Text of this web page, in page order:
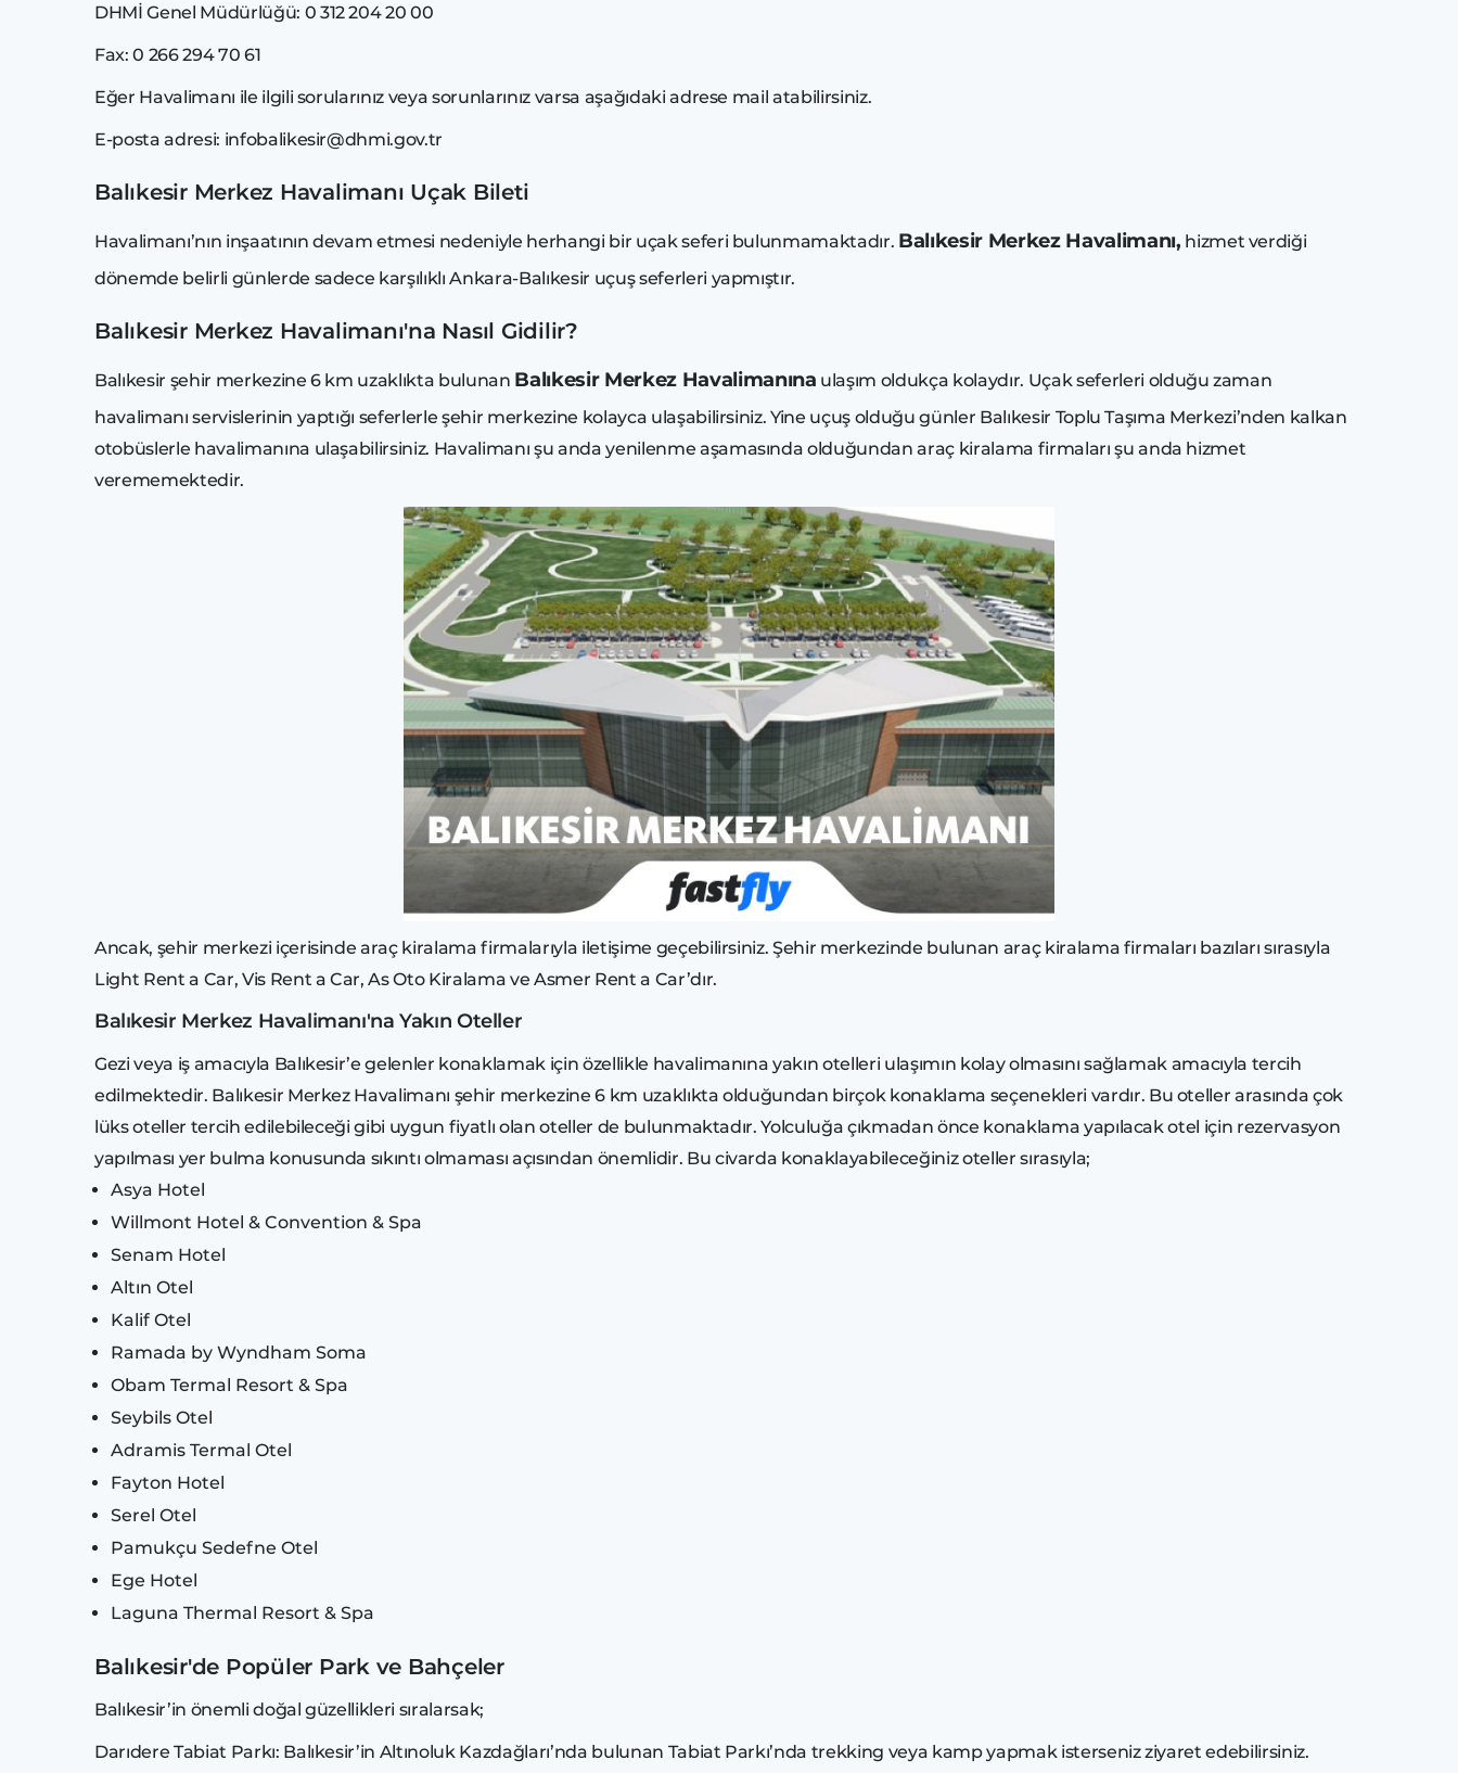
DHMİ Genel Müdürlüğü: 0 312 204 20 00
Fax: 0 266 294 70 61
Eğer Havalimanı ile ilgili sorularınız veya sorunlarınız varsa aşağıdaki adrese mail atabilirsiniz.
E-posta adresi: infobalikesir@dhmi.gov.tr
Balıkesir Merkez Havalimanı Uçak Bileti
Havalimanı’nın inşaatının devam etmesi nedeniyle herhangi bir uçak seferi bulunmamaktadır. Balıkesir Merkez Havalimanı, hizmet verdiği
dönemde belirli günlerde sadece karşılıklı Ankara-Balıkesir uçuş seferleri yapmıştır.
Balıkesir Merkez Havalimanı'na Nasıl Gidilir?
Balıkesir şehir merkezine 6 km uzaklıkta bulunan Balıkesir Merkez Havalimanına ulaşım oldukça kolaydır. Uçak seferleri olduğu zaman
havalimanı servislerinin yaptığı seferlerle şehir merkezine kolayca ulaşabilirsiniz. Yine uçuş olduğu günler Balıkesir Toplu Taşıma Merkezi’nden kalkan
otobüslerle havalimanına ulaşabilirsiniz. Havalimanı şu anda yenilenme aşamasında olduğundan araç kiralama firmaları şu anda hizmet
verememektedir.
Ancak, şehir merkezi içerisinde araç kiralama firmalarıyla iletişime geçebilirsiniz. Şehir merkezinde bulunan araç kiralama firmaları bazıları sırasıyla
Light Rent a Car, Vis Rent a Car, As Oto Kiralama ve Asmer Rent a Car’dır.
Balıkesir Merkez Havalimanı'na Yakın Oteller
Gezi veya iş amacıyla Balıkesir’e gelenler konaklamak için özellikle havalimanına yakın otelleri ulaşımın kolay olmasını sağlamak amacıyla tercih
edilmektedir. Balıkesir Merkez Havalimanı şehir merkezine 6 km uzaklıkta olduğundan birçok konaklama seçenekleri vardır. Bu oteller arasında çok
lüks oteller tercih edilebileceği gibi uygun fiyatlı olan oteller de bulunmaktadır. Yolculuğa çıkmadan önce konaklama yapılacak otel için rezervasyon
yapılması yer bulma konusunda sıkıntı olmaması açısından önemlidir. Bu civarda konaklayabileceğiniz oteller sırasıyla;
Asya Hotel
Willmont Hotel & Convention & Spa
Senam Hotel
Altın Otel
Kalif Otel
Ramada by Wyndham Soma
Obam Termal Resort & Spa
Seybils Otel
Adramis Termal Otel
Fayton Hotel
Serel Otel
Pamukçu Sedefne Otel
Ege Hotel
Laguna Thermal Resort & Spa
Balıkesir'de Popüler Park ve Bahçeler
Balıkesir’in önemli doğal güzellikleri sıralarsak;
Darıdere Tabiat Parkı: Balıkesir’in Altınoluk Kazdağları’nda bulunan Tabiat Parkı’nda trekking veya kamp yapmak isterseniz ziyaret edebilirsiniz.